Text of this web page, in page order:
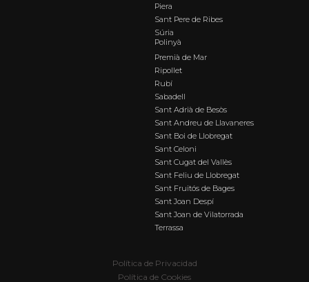
Piera
Sant Pere de Ribes
Súria
Polinyà
Premià de Mar
Ripollet
Rubí
Sabadell
Sant Adrià de Besòs
Sant Andreu de Llavaneres
Sant Boi de Llobregat
Sant Celoni
Sant Cugat del Vallès
Sant Feliu de Llobregat
Sant Fruitós de Bages
Sant Joan Despí
Sant Joan de Vilatorrada
Terrassa
Política de Privacidad
Política de Cookies